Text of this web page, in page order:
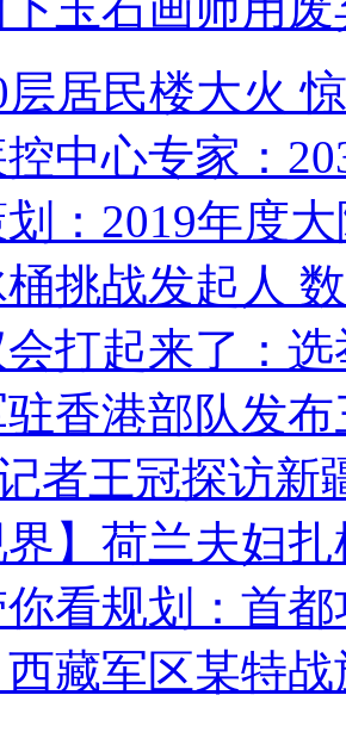
层居民楼大火
中心专家：
：2019年度
挑战发起人
打起来了：
香港部队发
者王冠探访新
界】荷兰夫妇
看规划：首
藏军区某特